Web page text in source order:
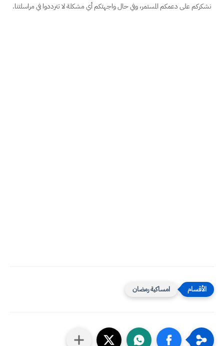
نشكركم على دعمكم المستمر، وفي حال واجهتكم أي مشكلة لا تترددوا في مراسلتنا.
امساكية رمضان